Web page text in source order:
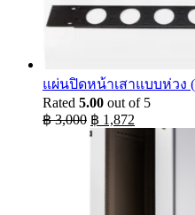
แผ่นปิดหน้าเสาแบบห่วง
Rated 5.00 out of 5
฿3,000 Original
price
฿ 1,872